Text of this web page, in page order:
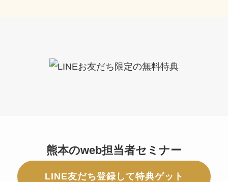
熊本のweb担当者セミナー
LINE友だち登録して特典ゲット